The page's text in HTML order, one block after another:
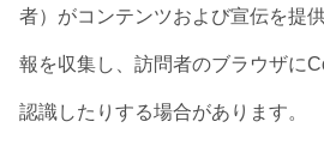
者）がコンテンツおよび宣伝を提
報を収集し、訪問者のブラウザに
認識したりする場合があります。